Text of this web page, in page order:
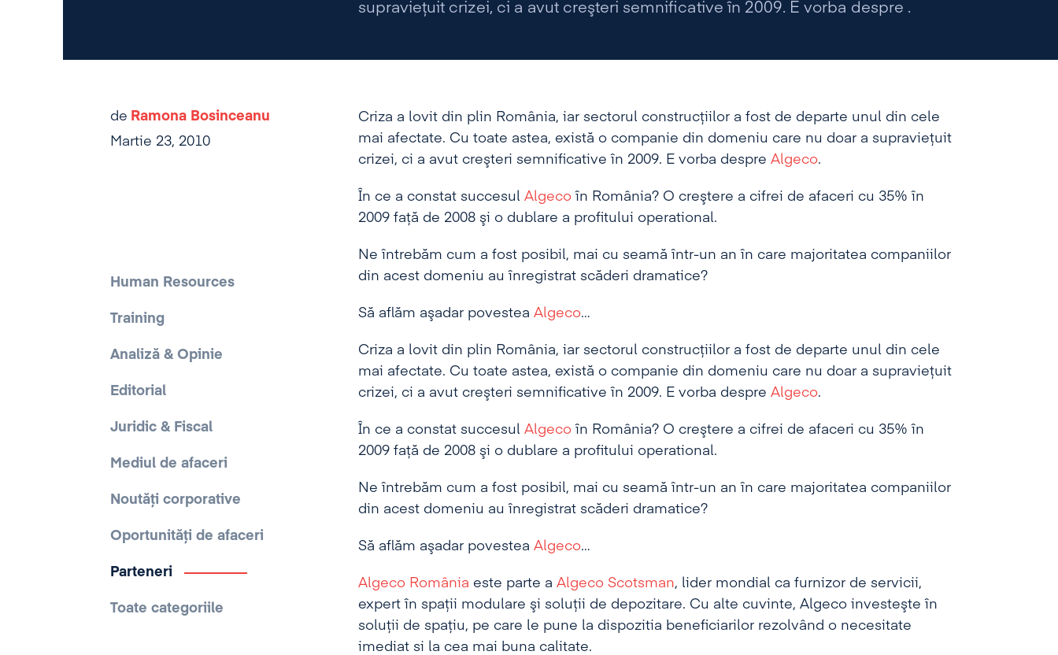
supravieţuit crizei, ci a avut creşteri semnificative în 2009. E vorba despre .
de Ramona Bosinceanu
Martie 23, 2010
Human Resources
Training
Analiză & Opinie
Editorial
Juridic & Fiscal
Mediul de afaceri
Noutăți corporative
Oportunități de afaceri
Parteneri
Toate categoriile
Criza a lovit din plin România, iar sectorul construcţiilor a fost de departe unul din cele
mai afectate. Cu toate astea, există o companie din domeniu care nu doar a supravieţuit
crizei, ci a avut creşteri semnificative în 2009. E vorba despre Algeco.
În ce a constat succesul Algecoîn România? O creştere a cifrei de afaceri cu 35% în
2009 faţă de 2008 şi o dublare a profitului operational.
Ne întrebăm cum a fost posibil, mai cu seamă într-un an în care majoritatea companiilor
din acest domeniu au înregistrat scăderi dramatice?
Să aflăm aşadar povestea Algeco…
Criza a lovit din plin România, iar sectorul construcţiilor a fost de departe unul din cele
mai afectate. Cu toate astea, există o companie din domeniu care nu doar a supravieţuit
crizei, ci a avut creşteri semnificative în 2009. E vorba despre Algeco.
În ce a constat succesul Algecoîn România? O creştere a cifrei de afaceri cu 35% în
2009 faţă de 2008 şi o dublare a profitului operational.
Ne întrebăm cum a fost posibil, mai cu seamă într-un an în care majoritatea companiilor
din acest domeniu au înregistrat scăderi dramatice?
Să aflăm aşadar povestea Algeco…
Algeco România este parte a Algeco Scotsman, lider mondial ca furnizor de servicii,
expert în spaţii modulare şi soluţii de depozitare. Cu alte cuvinte, Algeco investeşte în
soluţii de spaţiu, pe care le pune la dispozitia beneficiarilor rezolvând o necesitate
imediat si la cea mai buna calitate.